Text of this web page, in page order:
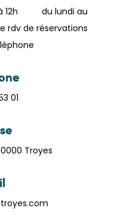
à 12h du lundi au
rdv de réservations
01
Troyes